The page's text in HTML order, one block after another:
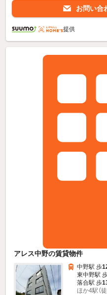
お問い合
提供
アレス中野の賃貸物件
中野駅 歩
東中野駅
落合駅 歩
ほか4駅（